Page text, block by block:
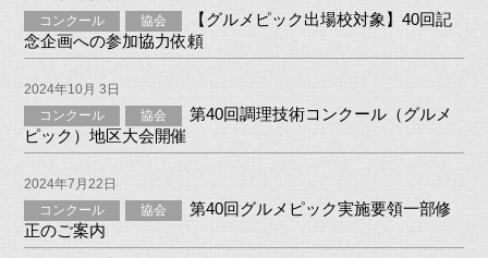
コンクール
協会
【グルメピック出場校対象】40回記
念企画への参加協力依頼
2024年10月 3日
コンクール
協会
第40回調理技術コンクール（グルメ
ピック）地区大会開催
2024年7月22日
コンクール
協会
第40回グルメピック実施要領一部修
正のご案内